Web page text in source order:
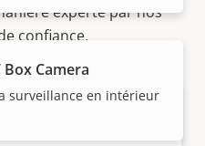
Box Camera
surveillance en intérieur
experte par nos
confiance.